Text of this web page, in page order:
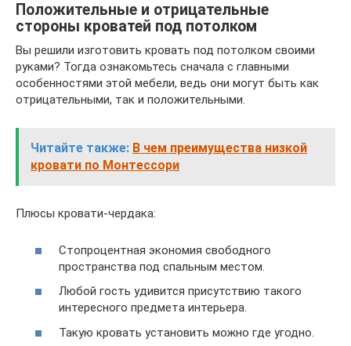
Положительные и отрицательные
стороны кроватей под потолком
Вы решили изготовить кровать под потолком своими
руками? Тогда ознакомьтесь сначала с главными
особенностями этой мебели, ведь они могут быть как
отрицательными, так и положительными.
Читайте также: В чем преимущества низкой
кровати по Монтессори
Плюсы кровати-чердака:
Стопроцентная экономия свободного
пространства под спальным местом.
Любой гость удивится присутствию такого
интересного предмета интерьера.
Такую кровать установить можно где угодно.